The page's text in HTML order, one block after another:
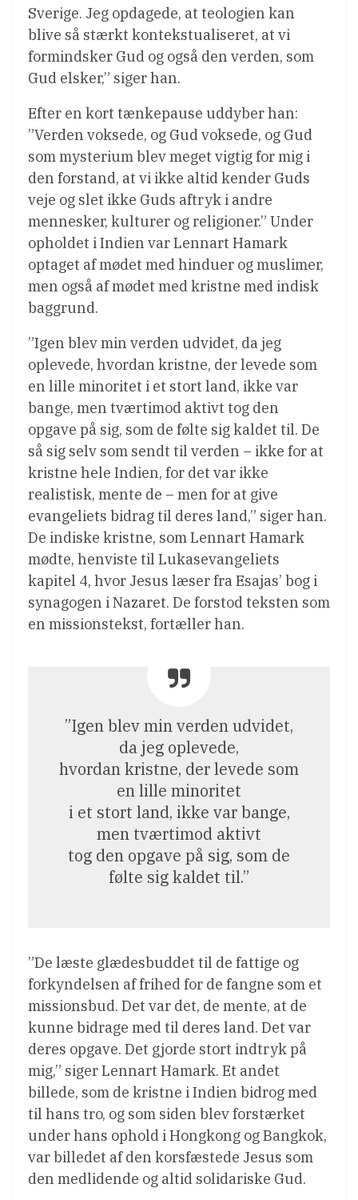
Sverige. Jeg opdagede, at teologien kan
blive så stærkt kontekstualiseret, at vi
formindsker Gud og også den verden, som
Gud elsker,” siger han.
Efter en kort tænkepause uddyber han:
”Verden voksede, og Gud voksede, og Gud
som mysterium blev meget vigtig for mig i
den forstand, at vi ikke altid kender Guds
veje og slet ikke Guds aftryk i andre
mennesker, kulturer og religioner.” Under
opholdet i Indien var Lennart Hamark
optaget af mødet med hinduer og muslimer,
men også af mødet med kristne med indisk
baggrund.
”Igen blev min verden udvidet, da jeg
oplevede, hvordan kristne, der levede som
en lille minoritet i et stort land, ikke var
bange, men tværtimod aktivt tog den
opgave på sig, som de følte sig kaldet til. De
så sig selv som sendt til verden – ikke for at
kristne hele Indien, for det var ikke
realistisk, mente de – men for at give
evangeliets bidrag til deres land,” siger han.
De indiske kristne, som Lennart Hamark
mødte, henviste til Lukasevangeliets
kapitel 4, hvor Jesus læser fra Esajas’ bog i
synagogen i Nazaret. De forstod teksten som
en missionstekst, fortæller han.
”Igen blev min verden udvidet,
da jeg oplevede,
hvordan kristne, der levede som
en lille minoritet
i et stort land, ikke var bange,
men tværtimod aktivt
tog den opgave på sig, som de
følte sig kaldet til.”
”De læste glædesbuddet til de fattige og
forkyndelsen af frihed for de fangne som et
missionsbud. Det var det, de mente, at de
kunne bidrage med til deres land. Det var
deres opgave. Det gjorde stort indtryk på
mig,” siger Lennart Hamark. Et andet
billede, som de kristne i Indien bidrog med
til hans tro, og som siden blev forstærket
under hans ophold i Hongkong og Bangkok,
var billedet af den korsfæstede Jesus som
den medlidende og altid solidariske Gud.